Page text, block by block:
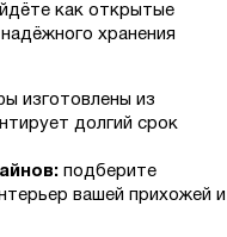
как открытые
хранения
изготовлены из
долгий срок
подберите
вашей прихожей и